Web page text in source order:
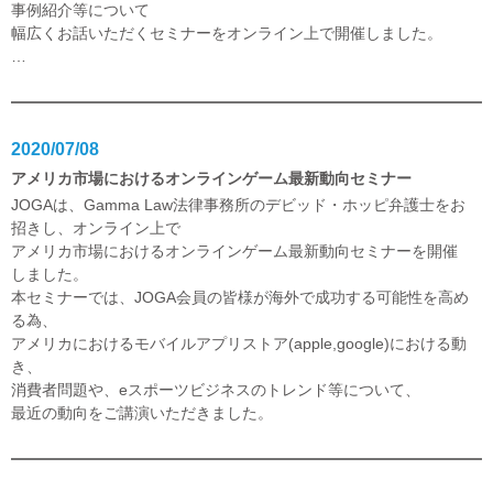
事例紹介等について
幅広くお話いただくセミナーをオンライン上で開催しました。
2020/07/08
アメリカ市場におけるオンラインゲーム最新動向セミナー
JOGAは、Gamma Law法律事務所のデビッド・ホッピ弁護士をお
招きし、オンライン上で
アメリカ市場におけるオンラインゲーム最新動向セミナーを開催
しました。
本セミナーでは、JOGA会員の皆様が海外で成功する可能性を高め
る為、
アメリカにおけるモバイルアプリストア(apple,google)における動
き、
消費者問題や、eスポーツビジネスのトレンド等について、
最近の動向をご講演いただきました。